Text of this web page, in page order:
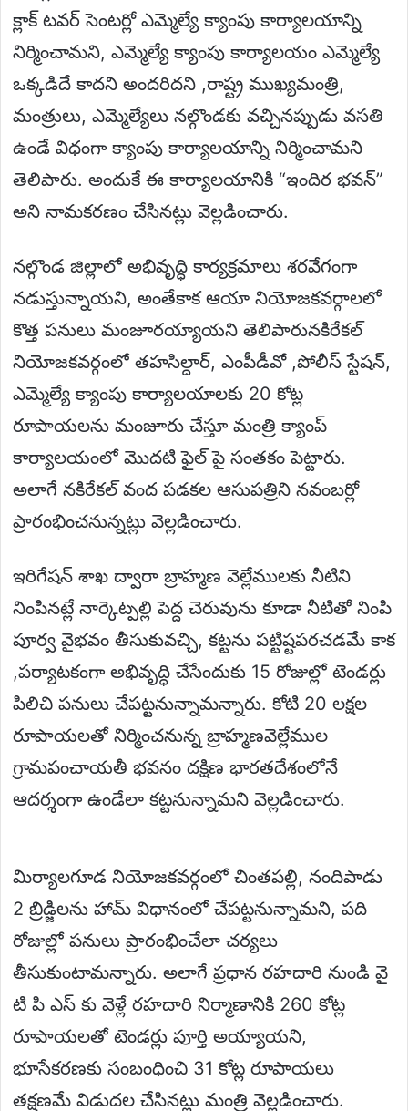
క్లాక్ టవర్ సెంటర్లో ఎమ్మెల్యే క్యాంపు కార్యాలయాన్ని
నిర్మించామని, ఎమ్మెల్యే క్యాంపు కార్యాలయం ఎమ్మెల్యే
ఒక్కడిదే కాదని అందరిదని ,రాష్ట్ర ముఖ్యమంత్రి,
మంత్రులు, ఎమ్మెల్యేలు నల్గొండకు వచ్చినప్పుడు వసతి
ఉండే విధంగా క్యాంపు కార్యాలయాన్ని నిర్మించామని
తెలిపారు. అందుకే ఈ కార్యాలయానికి “ఇందిర భవన్”
అని నామకరణం చేసినట్లు వెల్లడించారు.
నల్గొండ జిల్లాలో అభివృద్ధి కార్యక్రమాలు శరవేగంగా
నడుస్తున్నాయని, అంతేకాక ఆయా నియోజకవర్గాలలో
కొత్త పనులు మంజూరయ్యాయని తెలిపారునకిరేకల్
నియోజకవర్గంలో తహసిల్దార్, ఎంపీడీవో ,పోలీస్ స్టేషన్,
ఎమ్మెల్యే క్యాంపు కార్యాలయాలకు 20 కోట్ల
రూపాయలను మంజూరు చేస్తూ మంత్రి క్యాంప్
కార్యాలయంలో మొదటి ఫైల్ పై సంతకం పెట్టారు.
అలాగే నకిరేకల్ వంద పడకల ఆసుపత్రిని నవంబర్లో
ప్రారంభించనున్నట్లు వెల్లడించారు.
ఇరిగేషన్ శాఖ ద్వారా బ్రాహ్మణ వెల్లేములకు నీటిని
నింపినట్లే నార్కెట్పల్లి పెద్ద చెరువును కూడా నీటితో నింపి
పూర్వ వైభవం తీసుకువచ్చి, కట్టను పట్టిష్టపరచడమే కాక
,పర్యాటకంగా అభివృద్ధి చేసేందుకు 15 రోజుల్లో టెండర్లు
పిలిచి పనులు చేపట్టనున్నామన్నారు. కోటి 20 లక్షల
రూపాయలతో నిర్మించనున్న బ్రాహ్మణవెల్లేముల
గ్రామపంచాయతీ భవనం దక్షిణ భారతదేశంలోనే
ఆదర్శంగా ఉండేలా కట్టనున్నామని వెల్లడించారు.
మిర్యాలగూడ నియోజకవర్గంలో చింతపల్లి, నందిపాడు
2 బ్రిడ్జిలను హామ్ విధానంలో చేపట్టనున్నామని, పది
రోజుల్లో పనులు ప్రారంభించేలా చర్యలు
తీసుకుంటామన్నారు. అలాగే ప్రధాన రహదారి నుండి వై
టి పి ఎస్ కు వెళ్లే రహదారి నిర్మాణానికి 260 కోట్ల
రూపాయలతో టెండర్లు పూర్తి అయ్యాయని,
భూసేకరణకు సంబంధించి 31 కోట్ల రూపాయలు
తక్షణమే విడుదల చేసినట్లు మంత్రి వెల్లడించారు.